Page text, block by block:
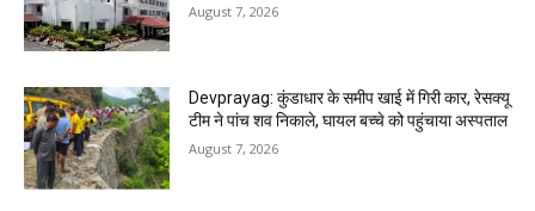
August 7, 2026
Devprayag: कुंडाधार के समीप खाई में गिरी कार, रेसक्यू
टीम ने पांच शव निकाले, घायल बच्चे को पहुंचाया अस्पताल
August 7, 2026